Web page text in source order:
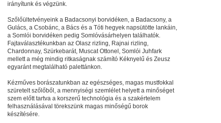
irányítunk és végzünk.
Szőlőültetvényeink a Badacsonyi borvidéken, a Badacsony, a
Gulács, a Csobánc, a Bács és a Tóti hegyek napsütötte lankáin,
a Somlói borvidéken pedig Somlóvásárhelyen találhatók.
Fajtaválasztékunkban az Olasz rizling, Rajnai rizling,
Chardonnay, Szürkebarát, Muscat Ottonel, Somlói Juhfark
mellett a még mindig ritkaságnak számító Kéknyelű és Zeusz
egyaránt megtalálható palettánkon.
Kézműves borászatunkban az egészséges, magas mustfokkal
szüretelt szőlőből, a mennyiségi szemlélet helyett a minőséget
szem előtt tartva a korszerű technológia és a szakértelem
felhasználásával törekszünk magas minőségű borok
készítésére.